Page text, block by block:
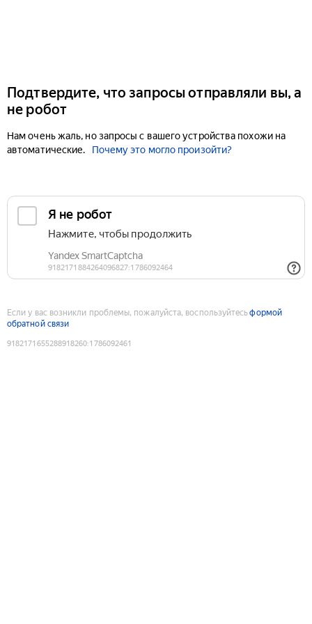
Подтвердите, что запросы отправляли вы, а
не робот
Нам очень жаль, но запросы с вашего устройства похожи на
автоматические.
Почему это могло произойти?
Если у вас возникли проблемы, пожалуйста, воспользуйтесьформой
обратной связи
9182171655288918260:1786092461